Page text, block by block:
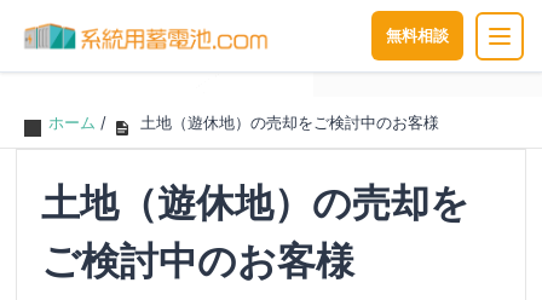
無料相談
ホーム / 土地（遊休地）の売却をご検討中のお客様
土地（遊休地）の売却を
ご検討中のお客様